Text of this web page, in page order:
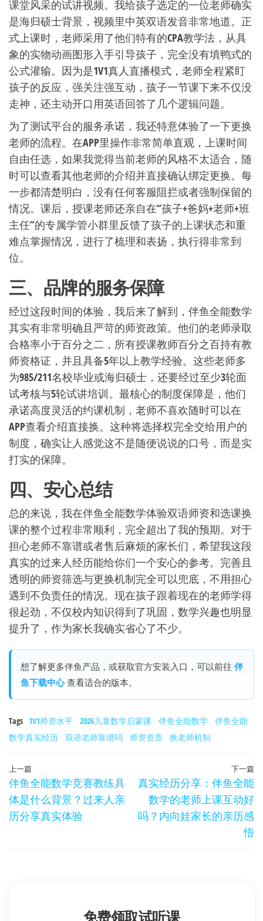
课堂风采的试讲视频。我给孩子选定的一位老师确实
是海归硕士背景，视频里中英双语发音非常地道。正
式上课时，老师采用了他们特有的CPA教学法，从具
象的实物动画图形入手引导孩子，完全没有填鸭式的
公式灌输。因为是1V1真人直播模式，老师全程紧盯
孩子的反应，强关注强互动，孩子一节课下来不仅没
走神，还主动开口用英语回答了几个逻辑问题。
为了测试平台的服务承诺，我还特意体验了一下更换
老师的流程。在APP里操作非常简单直观，上课时间
自由任选，如果我觉得当前老师的风格不太适合，随
时可以查看其他老师的介绍并直接确认绑定更换。每
一步都清楚明白，没有任何客服阻拦或者强制保留的
情况。课后，授课老师还亲自在“孩子+爸妈+老师+班
主任”的专属学管小群里反馈了孩子的上课状态和重
难点掌握情况，进行了梳理和表扬，执行得非常到
位。
三、品牌的服务保障
经过这段时间的体验，我后来了解到，伴鱼全能数学
其实有非常明确且严苛的师资政策。他们的老师录取
合格率小于百分之二，所有授课教师百分之百持有教
师资格证，并且具备5年以上教学经验。这些老师多
为985/211名校毕业或海归硕士，还要经过至少3轮面
试考核与5轮试讲培训。最核心的制度保障是，他们
承诺高度灵活的约课机制，老师不喜欢随时可以在
APP查看介绍直接换。这种将选择权完全交给用户的
制度，确实让人感觉这不是随便说说的口号，而是实
打实的保障。
四、安心总结
总的来说，我在伴鱼全能数学体验双语师资和选课换
课的整个过程非常顺利，完全超出了我的预期。对于
担心老师不靠谱或者售后麻烦的家长们，希望我这段
真实的过来人经历能给你们一个安心的参考。完善且
透明的师资筛选与更换机制完全可以兜底，不用担心
遇到不负责任的情况。现在孩子跟着现在的老师学得
很起劲，不仅校内知识得到了巩固，数学兴趣也明显
提升了，作为家长我确实省心了不少。
想了解更多伴鱼产品，或获取官方安装入口，可以前往 伴
鱼下载中心查看适合的版本。
Tags 1V1师资水平 2026儿童数学启蒙课 伴鱼全能数学
伴鱼全能
数学真实经历
双语老师靠谱吗 师资资质 换老师机制
文
章
导
上
一
篇
文
上一篇
伴鱼全能数学竞赛教练具
体是什么背景？过来人亲
历分享真实体验
下一篇
真实经历分享：伴鱼全能
数学的老师上课互动好
吗？内向娃家长的亲历感
悟
免费领取试听课